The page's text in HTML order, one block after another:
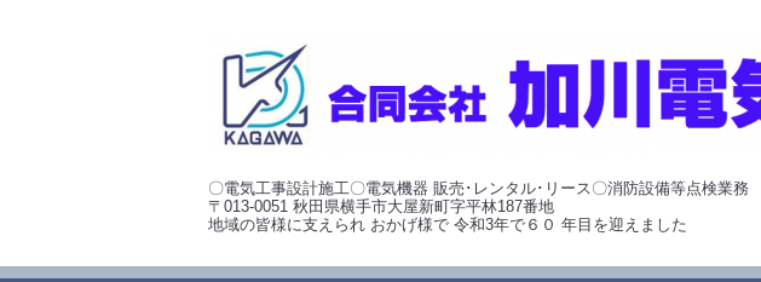
〇電気工事設計施工〇電気機器 販売･レンタル･リース〇消防設備等点検業務
〒013-0051 秋田県横手市大屋新町字平林187番地
地域の皆様に支えられ おかげ様で 令和3年で６０ 年目を迎えました